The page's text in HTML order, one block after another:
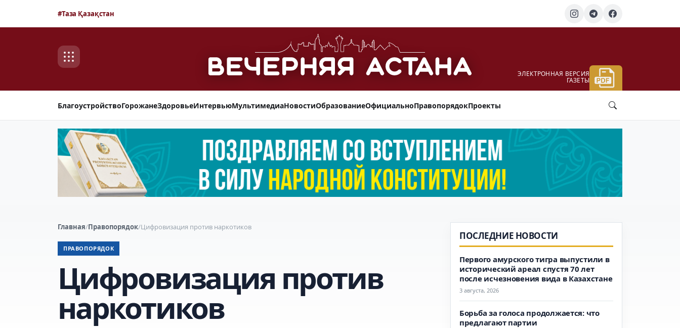
#Таза Қазақстан
ЭЛЕКТРОННАЯ ВЕРСИЯ
ГАЗЕТЫ
БлагоустройствоГорожанеЗдоровьеИнтервьюМультимедиаНовостиОбразованиеОфициальноПравопорядокПроекты
Главная/Правопорядок/Цифровизация против наркотиков
ПРАВОПОРЯДОК
Цифровизация против
наркотиков
ПОСЛЕДНИЕ НОВОСТИ
Первого амурского тигра выпустили в
исторический ареал спустя 70 лет
после исчезновения вида в Казахстане
3 августа, 2026
Борьба за голоса продолжается: что
предлагают партии